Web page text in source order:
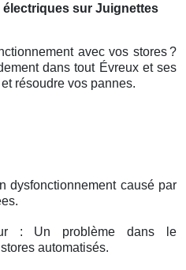
électriques sur Juignettes
avec vos stores?
dans tout Évreux et ses
résoudre vos pannes.
dysfonctionnement causé par
: Un problème dans le
automatisés.